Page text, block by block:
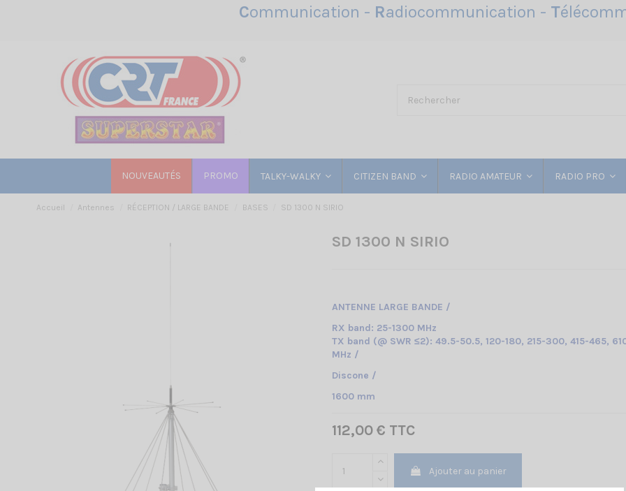
Communication - Radiocommunication - T
NOUVEAUTÉS PROMO TALKY-WALKY CITIZEN BAND RADIO AMATEUR RADIO PRO
Accueil Antennes RÉCEPTION / LARGE BANDE BASES SD 1300 N SIRIO
SD 1300 N SIRIO
ANTENNE LARGE BANDE /
RX band: 25-1300 MHz
TX band (@ SWR ≤2): 49.5-50.5, 120-180, 215-300, 415-465,
MHz /
Discone /
1600 mm
112,00 € TTC
Ajouter au panier